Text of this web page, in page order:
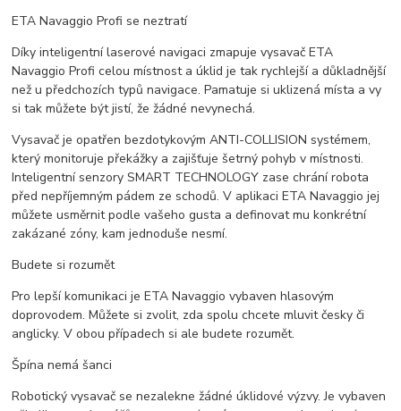
ETA Navaggio Profi se neztratí
Díky inteligentní laserové navigaci zmapuje vysavač ETA
Navaggio Profi celou místnost a úklid je tak rychlejší a důkladnější
než u předchozích typů navigace. Pamatuje si uklizená místa a vy
si tak můžete být jistí, že žádné nevynechá.
Vysavač je opatřen bezdotykovým ANTI-COLLISION systémem,
který monitoruje překážky a zajišťuje šetrný pohyb v místnosti.
Inteligentní senzory SMART TECHNOLOGY zase chrání robota
před nepříjemným pádem ze schodů. V aplikaci ETA Navaggio jej
můžete usměrnit podle vašeho gusta a definovat mu konkrétní
zakázané zóny, kam jednoduše nesmí.
Budete si rozumět
Pro lepší komunikaci je ETA Navaggio vybaven hlasovým
doprovodem. Můžete si zvolit, zda spolu chcete mluvit česky či
anglicky. V obou případech si ale budete rozumět.
Špína nemá šanci
Robotický vysavač se nezalekne žádné úklidové výzvy. Je vybaven